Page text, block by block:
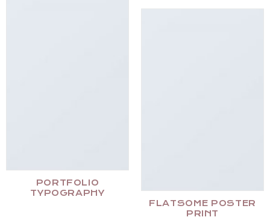
PORTFOLIO
TYPOGRAPHY
FLATSOME POSTER
PRINT